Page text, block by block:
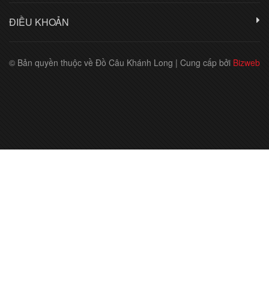
ĐIỀU KHOẢN
© Bản quyền thuộc về Đồ Câu Khánh Long | Cung cấp bởi Bizweb